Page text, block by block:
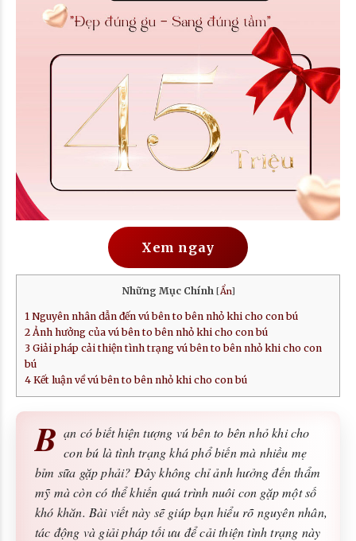
Xem ngay
Những Mục Chính [Ẩn]
1 Nguyên nhân dẫn đến vú bên to bên nhỏ khi cho con bú
2 Ảnh hưởng của vú bên to bên nhỏ khi cho con bú
3 Giải pháp cải thiện tình trạng vú bên to bên nhỏ khi cho con
bú
4 Kết luận về vú bên to bên nhỏ khi cho con bú
B ạn có biết hiện tượng vú bên to bên nhỏ khi cho
con bú là tình trạng khá phổ biến mà nhiều mẹ
bỉm sữa gặp phải? Đây không chỉ ảnh hưởng đến thẩm
mỹ mà còn có thể khiến quá trình nuôi con gặp một số
khó khăn. Bài viết này sẽ giúp bạn hiểu rõ nguyên nhân,
tác động và giải pháp tối ưu để cải thiện tình trạng này